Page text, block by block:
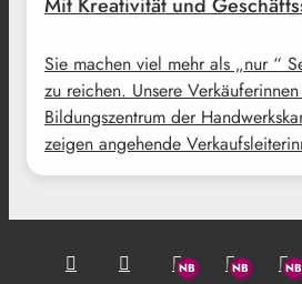
Sie machen viel mehr als „nur “
zu reichen. Unsere
Bildungszentrum der
zeigen angehende